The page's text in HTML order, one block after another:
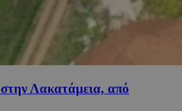
στην Λακατάμεια, από